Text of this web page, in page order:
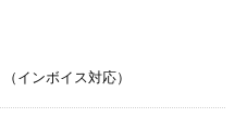
（インボイス対応）